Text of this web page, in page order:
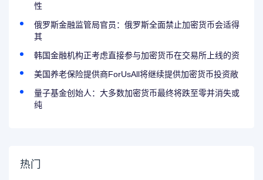
性
俄罗斯金融监管局官员：俄罗斯全面禁止加密货币会适得
其
韩国金融机构正考虑直接参与加密货币在交易所上线的资
美国养老保险提供商ForUsAll将继续提供加密货币投资敞
量子基金创始人：大多数加密货币最终将跌至零并消失或
纯
热门